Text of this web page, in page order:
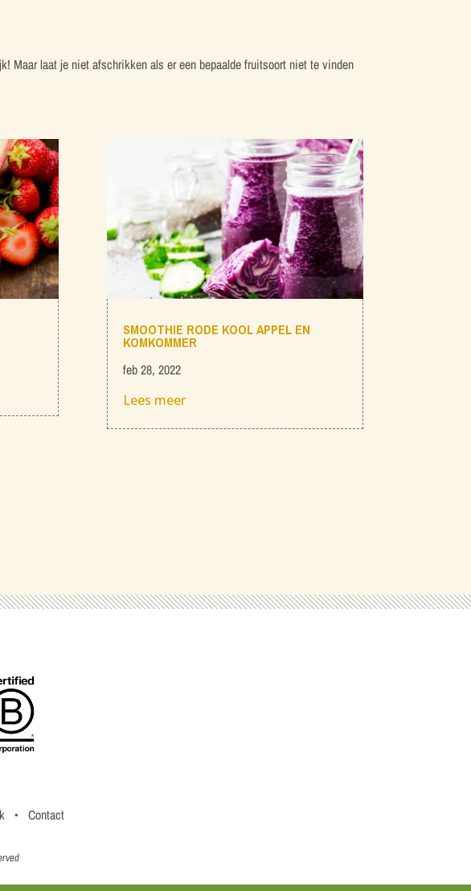
Maar laat je niet afschrikken als er een bepaalde fruitsoort niet te vinden
SMOOTHIE RODE KOOL APPEL EN
KOMKOMMER
feb 28, 2022
Lees meer
• Contact